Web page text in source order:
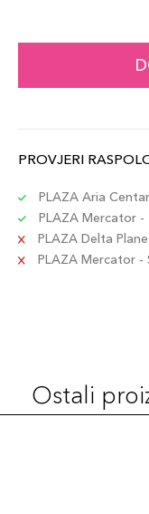
PROVJERI
PLAZA Aria
PLAZA Mercator -
PLAZA Delta
PLAZA Mercator -
Ostali